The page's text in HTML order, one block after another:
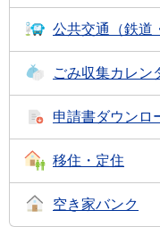
公共交通 （鉄道
ごみ収集カレン
申請書ダウンロ
移住・定住
空き家バンク